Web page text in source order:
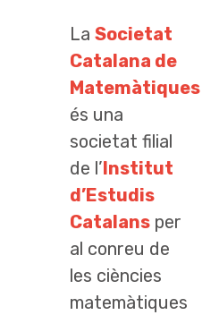
La Societat
Catalana de
Matemàtiques
és una
societat filial
de l’Institut
d’Estudis
Catalans per
al conreu de
les ciències
matemàtiques